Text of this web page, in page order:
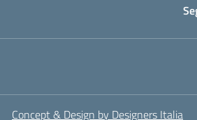
Concept & Design by Designers Italia